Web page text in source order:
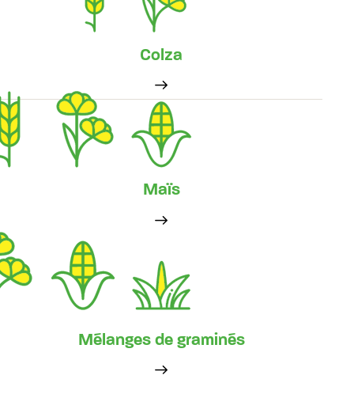
Colza
Maïs
Mélanges de graminés